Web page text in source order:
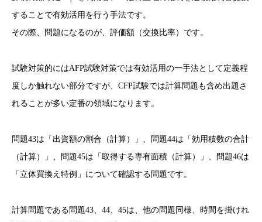
することで有効活用を行う手法です。
その際、問題になるのが、評価額（交換比率）です。
試験対策的にはAFP試験対策では有効活用の一手法として定義程
度しか触れない部分ですが、CFP試験では計算問題も含め出題さ
れることが多い定番の領域になります。
問題43は「出資額の割合（計算）」、問題44は「効用積数の合計
（計算）」、問題45は「取得する専有面積（計算）」、問題46は
「立体買換え特例」について確認する問題です。
計算問題である問題43、44、45は、他の問題同様、時間を掛けれ